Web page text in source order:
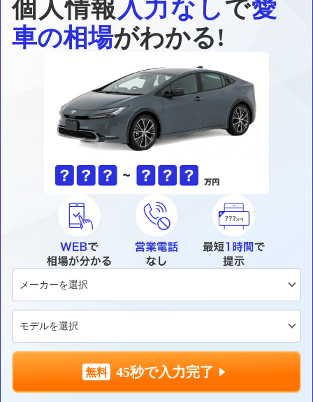
個人情報入力なしで愛
車の相場がわかる!
45秒で入力完了